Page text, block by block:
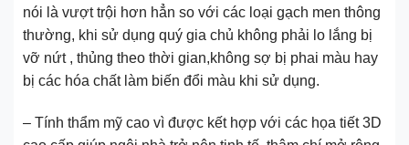
nói là vượt trội hơn hẳn so với các loại gạch men thông
thường, khi sử dụng quý gia chủ không phải lo lắng bị
vỡ nứt , thủng theo thời gian,không sợ bị phai màu hay
bị các hóa chất làm biến đổi màu khi sử dụng.
– Tính thẩm mỹ cao vì được kết hợp với các họa tiết 3D